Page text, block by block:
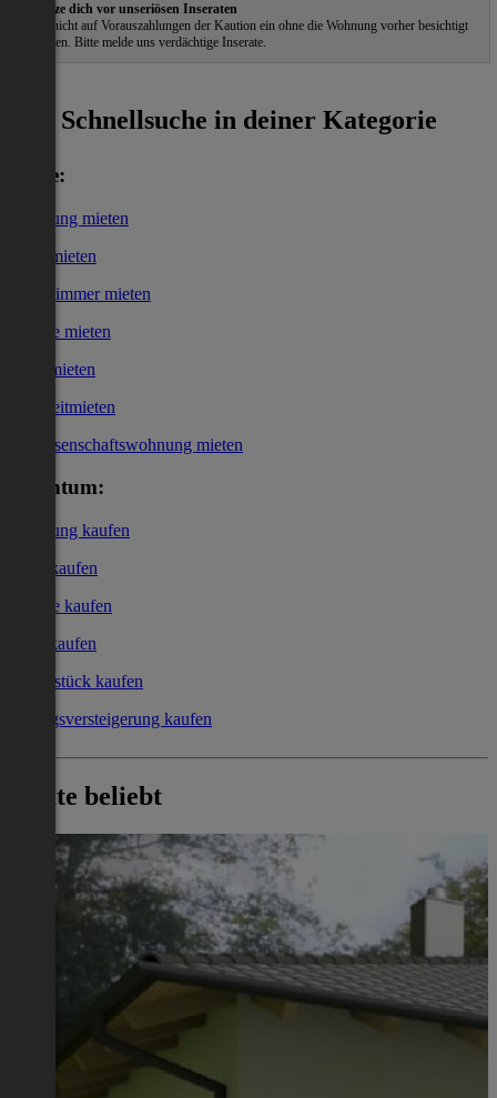
Schütze dich vor unseriösen Inseraten
Gehe nicht auf Vorauszahlungen der Kaution ein ohne die Wohnung vorher besichtigt
zu haben. Bitte melde uns verdächtige Inserate.
Schnellsuche in deiner Kategorie
Miete:
Wohnung mieten
Haus mieten
WG-Zimmer mieten
Garage mieten
Büro mieten
Kurzzeitmieten
Genossenschaftswohnung mieten
Eigentum:
Wohnung kaufen
Haus kaufen
Garage kaufen
Büro kaufen
Grundstück kaufen
Zwangsversteigerung kaufen
Heute beliebt